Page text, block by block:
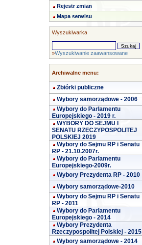
Rejestr zmian
Mapa serwisu
Wyszukiwarka
»Wyszukiwanie zaawansowane
Archiwalne menu:
Zbiórki publiczne
Wybory samorządowe - 2006
Wybory do Parlamentu
Europejskiego - 2019 r.
WYBORY DO SEJMU I
SENATU RZECZYPOSPOLITEJ
POLSKIEJ 2019
Wybory do Sejmu RP i Senatu
RP - 21.10.2007r.
Wybory do Parlamentu
Europejskiego-2009r.
Wybory Prezydenta RP - 2010
Wybory samorządowe-2010
Wybory do Sejmu RP i Senatu
RP - 2011
Wybory do Parlamentu
Europejskiego - 2014
Wybory Prezydenta
Rzeczypospolitej Polskiej - 2015
Wybory samorządowe - 2014